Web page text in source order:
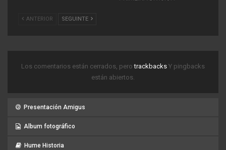
ANTERIOR SEGUINTE
Los comentarios están cerrados, perotrackbacks Y pingbacks
están abiertos.
Presentación Amigus
Album fotográfico
Hume Historia